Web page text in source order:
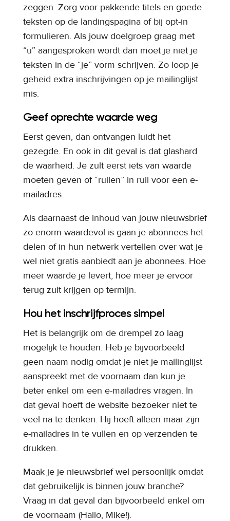
zeggen. Zorg voor pakkende titels en goede
teksten op de landingspagina of bij opt-in
formulieren. Als jouw doelgroep graag met
“u” aangesproken wordt dan moet je niet je
teksten in de “je” vorm schrijven. Zo loop je
geheid extra inschrijvingen op je mailinglijst
mis.
Geef oprechte waarde weg
Eerst geven, dan ontvangen luidt het
gezegde. En ook in dit geval is dat glashard
de waarheid. Je zult eerst iets van waarde
moeten geven of “ruilen” in ruil voor een e-
mailadres.
Als daarnaast de inhoud van jouw nieuwsbrief
zo enorm waardevol is gaan je abonnees het
delen of in hun netwerk vertellen over wat je
wel niet gratis aanbiedt aan je abonnees. Hoe
meer waarde je levert, hoe meer je ervoor
terug zult krijgen op termijn.
Hou het inschrijfproces simpel
Het is belangrijk om de drempel zo laag
mogelijk te houden. Heb je bijvoorbeeld
geen naam nodig omdat je niet je mailinglijst
aanspreekt met de voornaam dan kun je
beter enkel om een e-mailadres vragen. In
dat geval hoeft de website bezoeker niet te
veel na te denken. Hij hoeft alleen maar zijn
e-mailadres in te vullen en op verzenden te
drukken.
Maak je je nieuwsbrief wel persoonlijk omdat
dat gebruikelijk is binnen jouw branche?
Vraag in dat geval dan bijvoorbeeld enkel om
de voornaam (Hallo, Mike!).